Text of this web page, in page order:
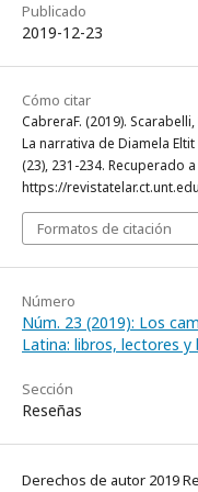
Publicado
2019-12-23
Cómo citar
CabreraF. (2019).
La narrativa de Diamela Eltit
(23), 231-234. Recuperado
https://
Formatos de citación
Número
Núm. 23 (2019): Los
Latina: libros, lectores
Sección
Reseñas
Derechos de autor 2019